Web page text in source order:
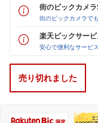
街のビックカメ
街のビックカメラで
楽天ビックサー
安心で便利なサービ
売り切れました